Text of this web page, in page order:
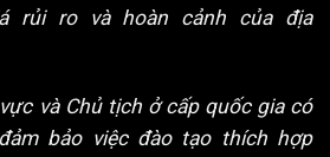
rủi ro và hoàn cảnh của địa
và Chủ tịch ở cấp quốc gia có
bảo việc đào tạo thích hợp